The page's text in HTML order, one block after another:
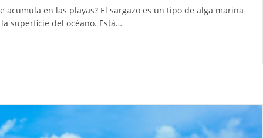
la
entrada:
la
acumula en las playas? El sargazo es un tipo de alga marina
superficie del océano. Está…